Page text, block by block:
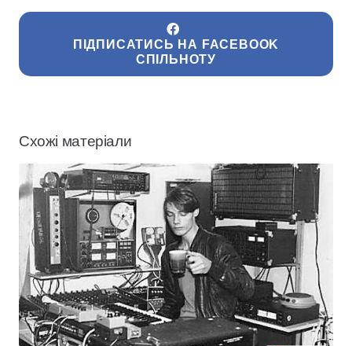
ПІДПИСАТИСЬ НА FACEBOOK
СПІЛЬНОТУ
Схожі матеріали